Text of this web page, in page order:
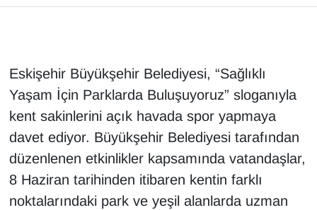
Eskişehir Büyükşehir Belediyesi, “Sağlıklı
Yaşam İçin Parklarda Buluşuyoruz” sloganıyla
kent sakinlerini açık havada spor yapmaya
davet ediyor. Büyükşehir Belediyesi tarafından
düzenlenen etkinlikler kapsamında vatandaşlar,
8 Haziran tarihinden itibaren kentin farklı
noktalarındaki park ve yeşil alanlarda uzman